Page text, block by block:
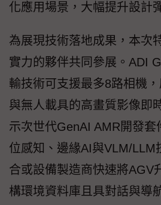
化應用場景，大幅提升設計
為展現技術落地成果，本次
實力的夥伴共同參展。ADI
輸技術可支援最多8路相機
與無人載具的高畫質影像即
示次世代GenAI AMR開發套
位感知、邊緣AI與VLM/LLM
合或設備製造商快速將AGV
構環境資料庫且具對話與導